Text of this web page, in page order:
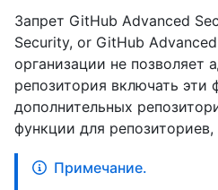
Запрет GitHub Advanced
Security, or GitHub
организации не позволяет
репозитория включать эти
дополнительных
функции для
Примечание.